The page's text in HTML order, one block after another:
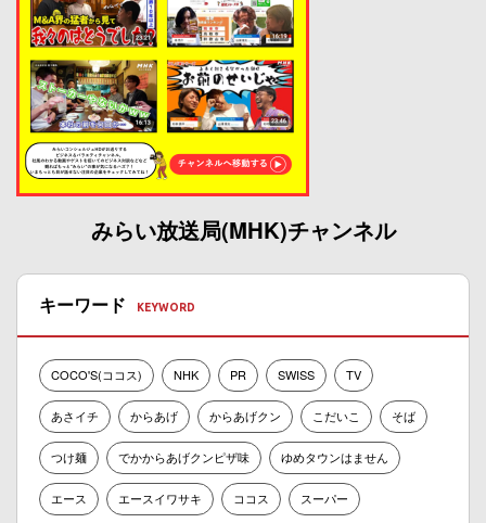
みらい放送局(MHK)チャンネル
キーワード
COCO'S(ココス) NHK PR SWISS TV
あさイチ からあげ からあげクン こだいこ そば
つけ麺 でかからあげクンピザ味 ゆめタウンはません
エース エースイワサキ ココス スーパー